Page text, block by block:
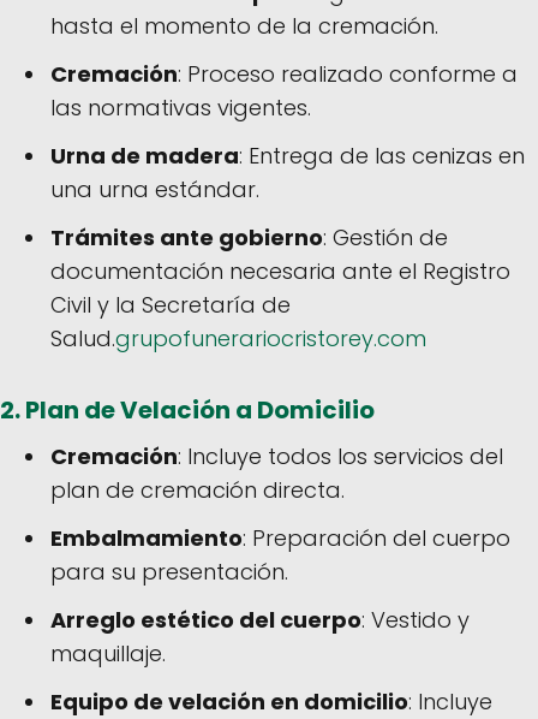
hasta el momento de la cremación.
Cremación: Proceso realizado conforme a
las normativas vigentes.
Urna de madera: Entrega de las cenizas en
una urna estándar.
Trámites ante gobierno: Gestión de
documentación necesaria ante el Registro
Civil y la Secretaría de
Salud.grupofunerariocristorey.com
2.Plan de Velación a Domicilio
Cremación: Incluye todos los servicios del
plan de cremación directa.
Embalmamiento: Preparación del cuerpo
para su presentación.
Arreglo estético del cuerpo: Vestido y
maquillaje.
Equipo de velación en domicilio: Incluye